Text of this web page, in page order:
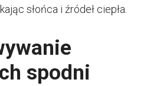
słońca i źródeł ciepła.
spodni